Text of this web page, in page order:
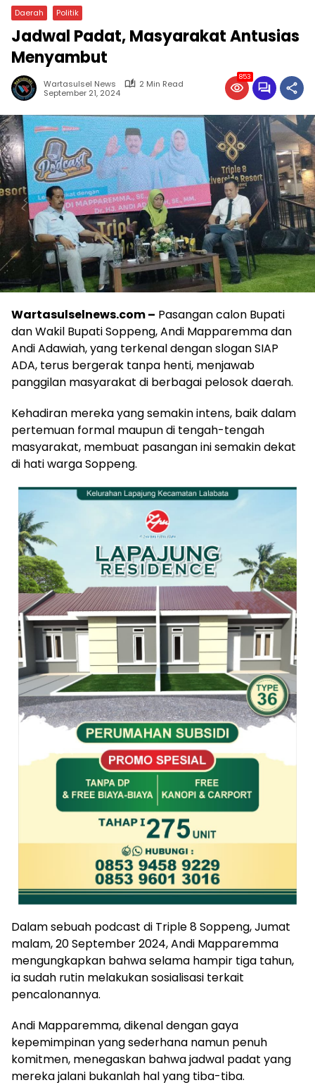
Daerah Politik
Jadwal Padat, Masyarakat Antusias
Menyambut
Wartasulsel News
2 Min Read
September 21, 2024
853
Wartasulselnews.com – Pasangan calon Bupati
dan Wakil Bupati Soppeng, Andi Mapparemma dan
Andi Adawiah, yang terkenal dengan slogan SIAP
ADA, terus bergerak tanpa henti, menjawab
panggilan masyarakat di berbagai pelosok daerah.
Kehadiran mereka yang semakin intens, baik dalam
pertemuan formal maupun di tengah-tengah
masyarakat, membuat pasangan ini semakin dekat
di hati warga Soppeng.
Dalam sebuah podcast di Triple 8 Soppeng, Jumat
malam, 20 September 2024, Andi Mapparemma
mengungkapkan bahwa selama hampir tiga tahun,
ia sudah rutin melakukan sosialisasi terkait
pencalonannya.
Andi Mapparemma, dikenal dengan gaya
kepemimpinan yang sederhana namun penuh
komitmen, menegaskan bahwa jadwal padat yang
mereka jalani bukanlah hal yang tiba-tiba.